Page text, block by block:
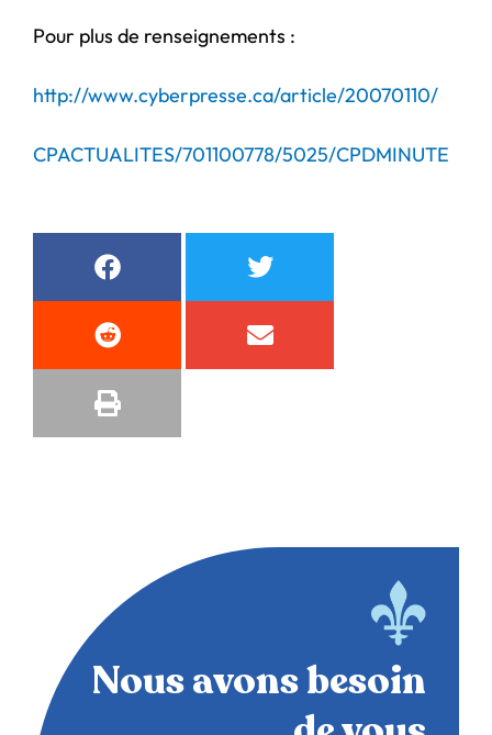
Pour plus de renseignements :
http://www.cyberpresse.ca/article/20070110/
CPACTUALITES/701100778/5025/CPDMINUTE
Nous avons besoin